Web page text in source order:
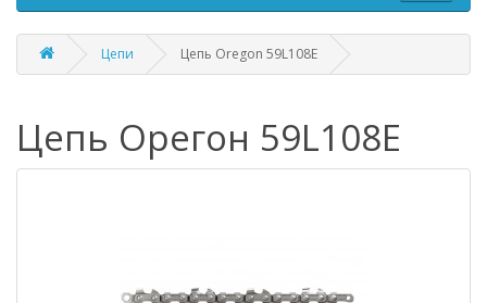
Цепи Цепь Oregon 59L108E
Цепь Орегон 59L108E